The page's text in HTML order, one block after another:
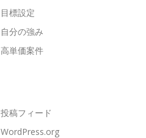
目標設定
自分の強み
高単価案件
投稿フィード
WordPress.org